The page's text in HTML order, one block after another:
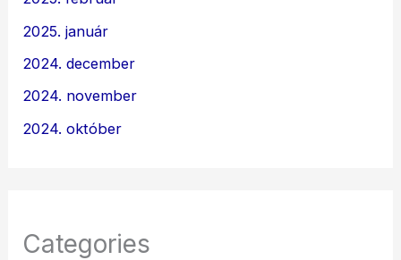
2025. január
2024. december
2024. november
2024. október
Categories